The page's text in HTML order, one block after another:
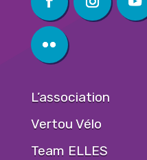
L’association
Vertou Vélo
Team ELLES